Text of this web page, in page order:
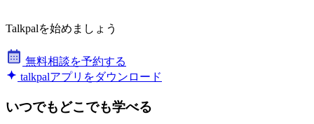
Talkpalを始めましょう
無料相談を予約する
talkpalアプリをダウンロード
いつでもどこでも学べる